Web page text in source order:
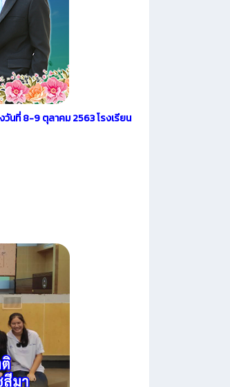
นที่ 8-9 ตุลาคม 2563 โรงเรียน